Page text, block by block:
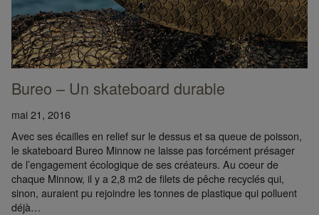
Bureo – Un skateboard durable
mai 21, 2016
Avec ses écailles en relief sur le dessus et sa queue de poisson,
le skateboard Bureo Minnow ne laisse pas forcément présager
de l’engagement écologique de ses créateurs. Au coeur de
chaque Minnow, il y a 2,8 m2 de filets de pêche recyclés qui,
sinon, auraient pu rejoindre les tonnes de plastique qui polluent
déjà…